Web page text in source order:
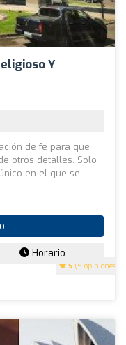
Y
5 (5 opiniones)
de fe para que
otros detalles. Solo
en el que se
Horario